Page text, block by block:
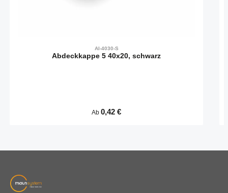
AI-4030-S
Abdeckkappe 5 40x20, schwarz
Regulärer Preis:
Ab 0,42 €